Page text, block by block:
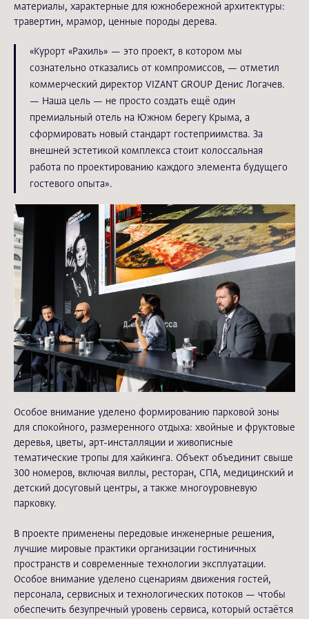
материалы, характерные для южнобережной архитектуры:
травертин, мрамор, ценные породы дерева.
«Курорт «Рахиль» — это проект, в котором мы
сознательно отказались от компромиссов, — отметил
коммерческий директор VIZANT GROUP Денис Логачев.
— Наша цель — не просто создать ещё один
премиальный отель на Южном берегу Крыма, а
сформировать новый стандарт гостеприимства. За
внешней эстетикой комплекса стоит колоссальная
работа по проектированию каждого элемента будущего
гостевого опыта».
Особое внимание уделено формированию парковой зоны
для спокойного, размеренного отдыха: хвойные и фруктовые
деревья, цветы, арт-инсталляции и живописные
тематические тропы для хайкинга. Объект объединит свыше
300 номеров, включая виллы, ресторан, СПА, медицинский и
детский досуговый центры, а также многоуровневую
парковку.
В проекте применены передовые инженерные решения,
лучшие мировые практики организации гостиничных
пространств и современные технологии эксплуатации.
Особое внимание уделено сценариям движения гостей,
персонала, сервисных и технологических потоков — чтобы
обеспечить безупречный уровень сервиса, который остаётся